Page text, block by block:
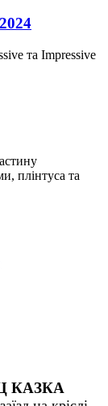
та Impressive
плінтуса та
КАЗКА